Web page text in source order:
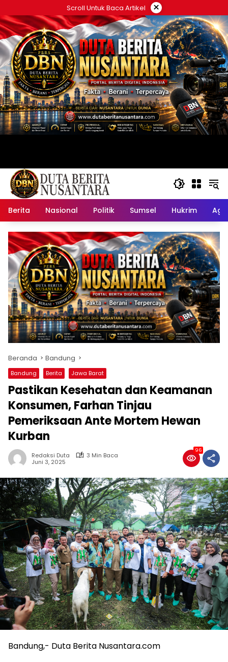
ke
konten
Scroll Untuk Baca Artikel ×
Berita Nasional Politik Sumsel Hukrim
Beranda Bandung
Bandung Berita Jawa Barat
Pastikan Kesehatan dan Keamanan
Konsumen, Farhan Tinjau
Pemeriksaan Ante Mortem Hewan
Kurban
Redaksi Duta
3 Min Baca
Juni 3, 2025
96
Bandung,- Duta Berita Nusantara.com